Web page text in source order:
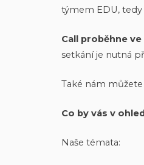
týmem EDU, tedy
Call proběhne
setkání je nutná
Také nám
Co by vás v
Naše témata: